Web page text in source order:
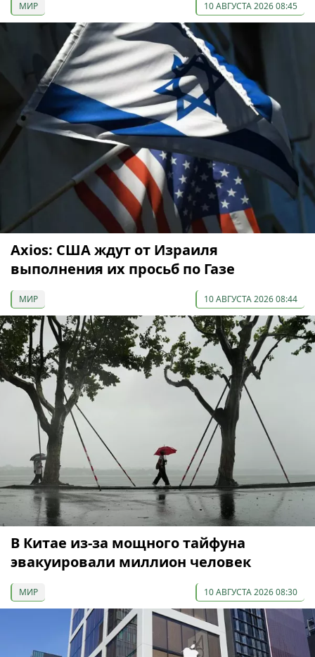
МИР 10 АВГУСТА 2026 08:45
Axios: США ждут от Израиля
выполнения их просьб по Газе
МИР 10 АВГУСТА 2026 08:44
В Китае из-за мощного тайфуна
эвакуировали миллион человек
МИР 10 АВГУСТА 2026 08:30